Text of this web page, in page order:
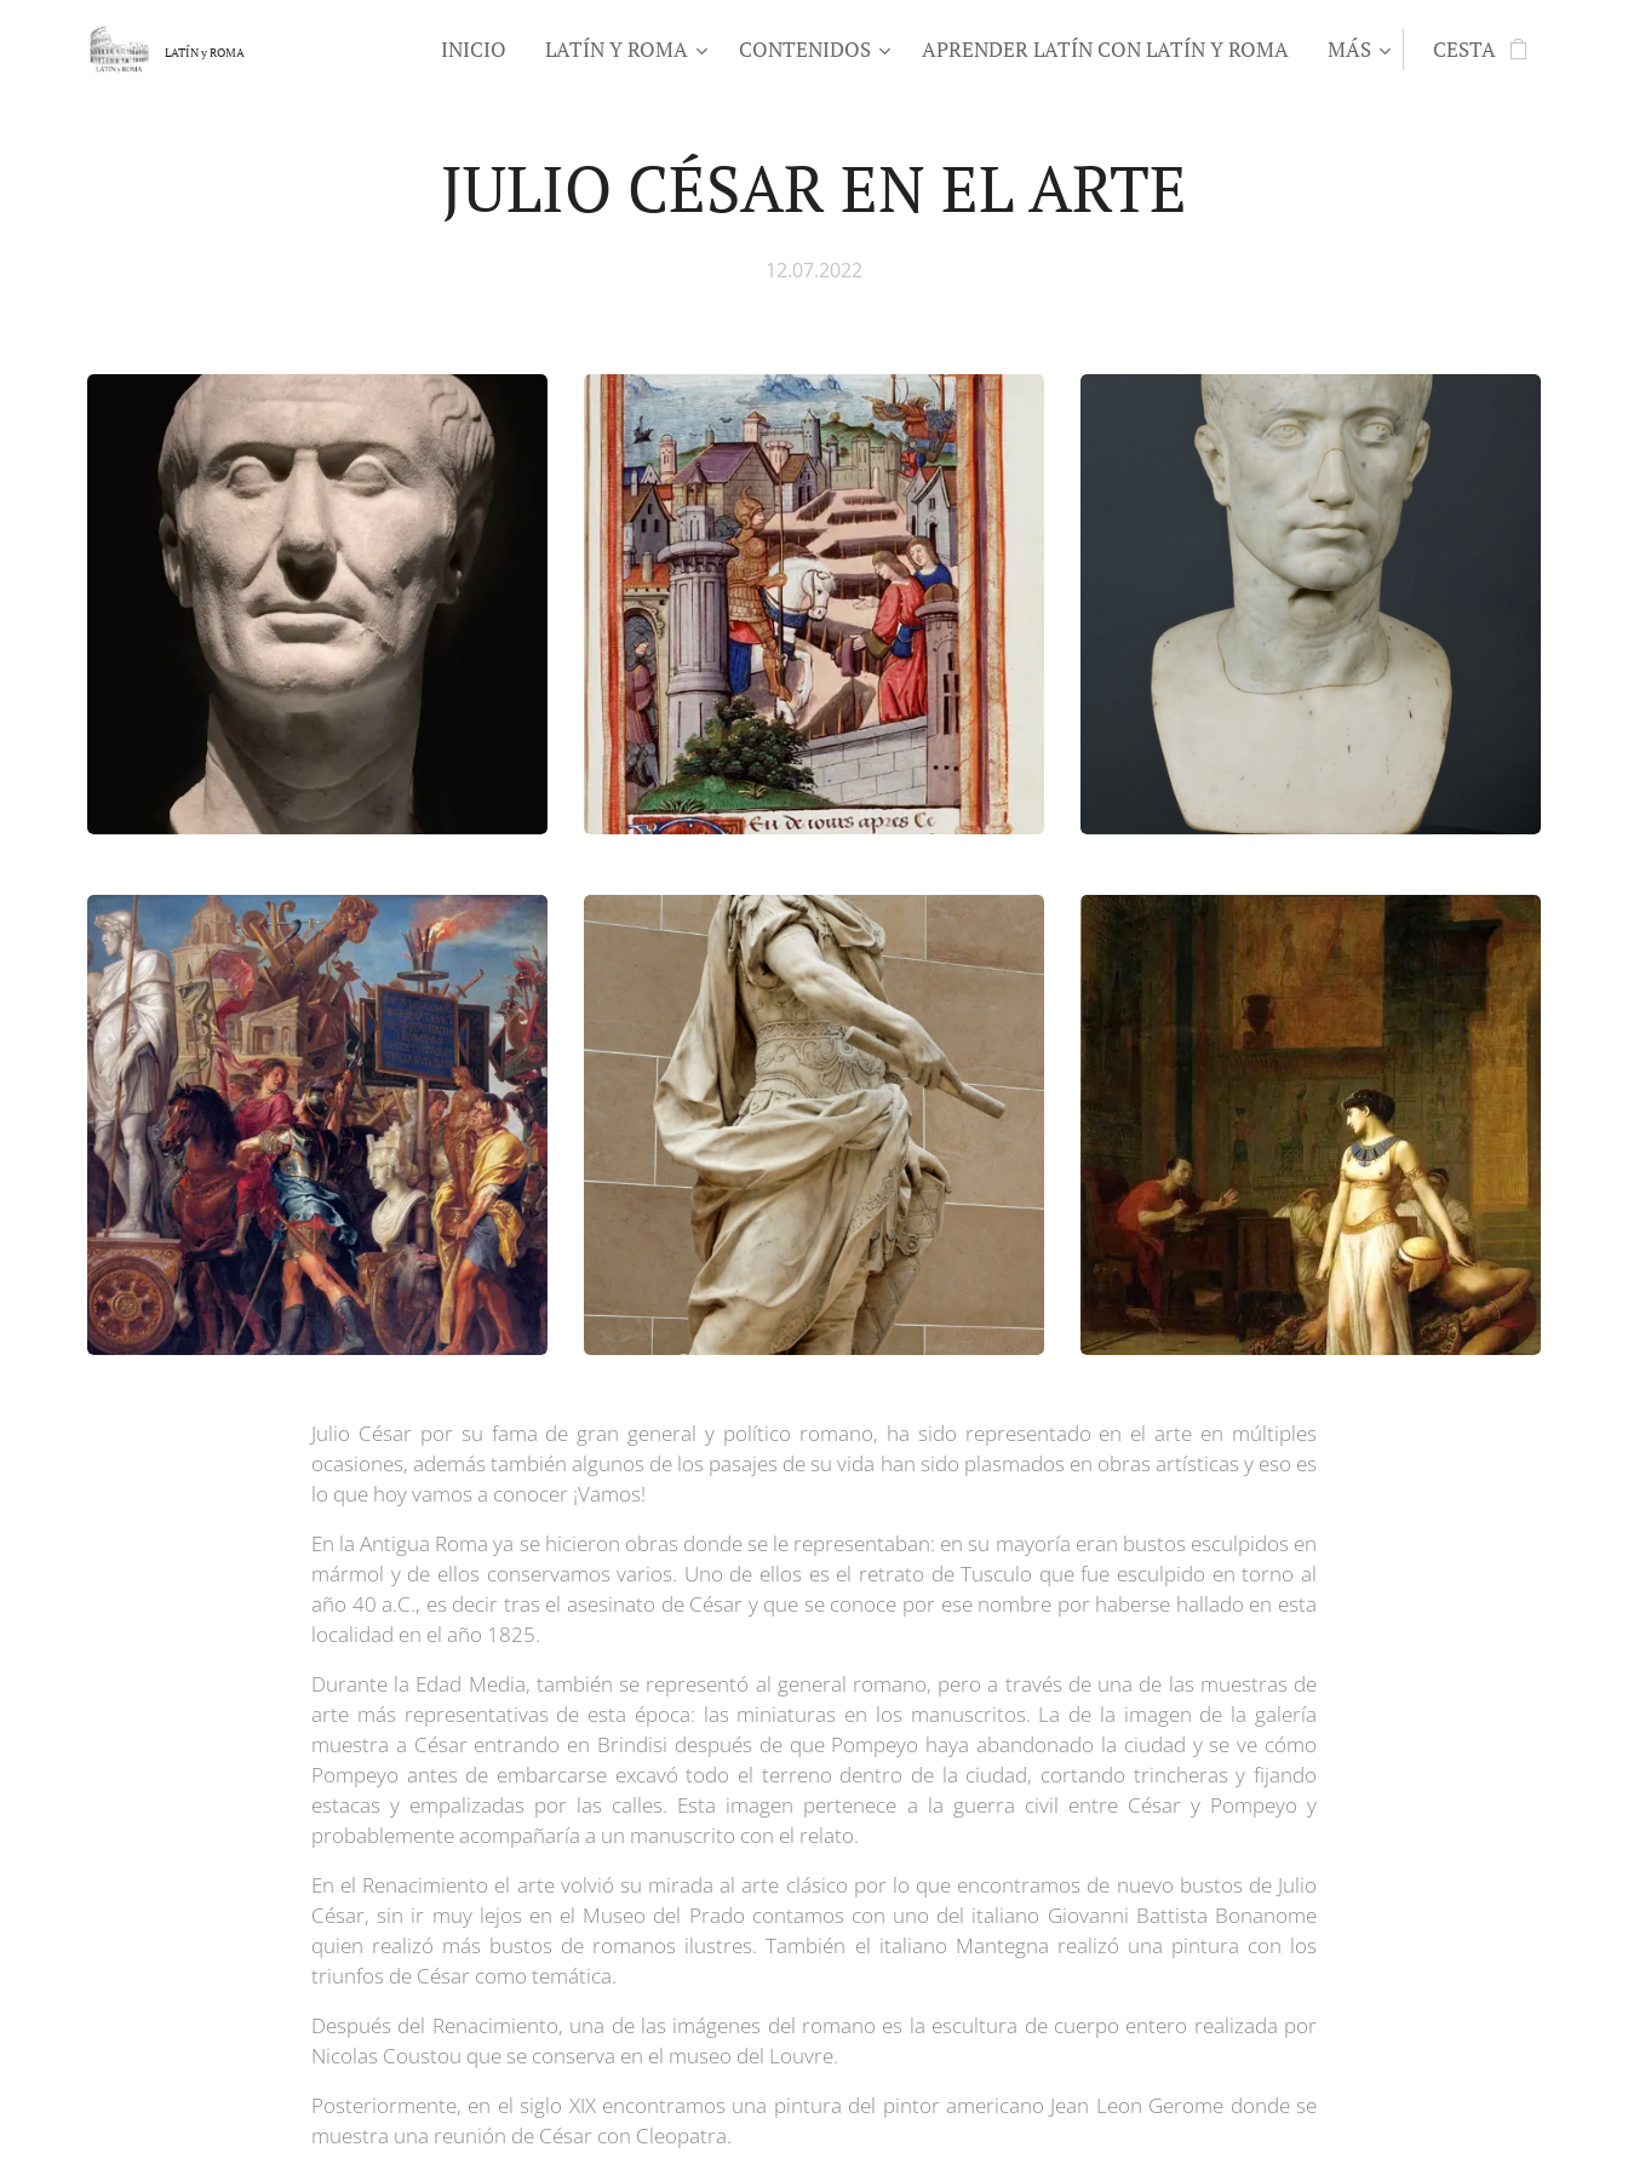
LATÍN yROMA INICIO LATÍN Y ROMA CONTENIDOS APRENDER LATÍN CON LATÍN Y ROMA MÁS CESTA
JULIO CÉSAR EN EL ARTE
12.07.2022
Julio César por su fama de gran general y político romano, ha sido representado en el arte en múltiples
ocasiones, además también algunos de los pasajes de su vida han sido plasmados en obras artísticas y eso es
lo que hoy vamos a conocer ¡Vamos!
En la Antigua Roma ya se hicieron obras donde se le representaban: en su mayoría eran bustos esculpidos en
mármol y de ellos conservamos varios. Uno de ellos es el retrato de Tusculo que fue esculpido en torno al
año 40 a.C., es decir tras el asesinato de César y que se conoce por ese nombre por haberse hallado en esta
localidad en el año 1825.
Durante la Edad Media, también se representó al general romano, pero a través de una de las muestras de
arte más representativas de esta época: las miniaturas en los manuscritos. La de la imagen de la galería
muestra a César entrando en Brindisi después de que Pompeyo haya abandonado la ciudad y se ve cómo
Pompeyo antes de embarcarse excavó todo el terreno dentro de la ciudad, cortando trincheras y fijando
estacas y empalizadas por las calles. Esta imagen pertenece a la guerra civil entre César y Pompeyo y
probablemente acompañaría a un manuscrito con el relato.
En el Renacimiento el arte volvió su mirada al arte clásico por lo que encontramos de nuevo bustos de Julio
César, sin ir muy lejos en el Museo del Prado contamos con uno del italiano Giovanni Battista Bonanome
quien realizó más bustos de romanos ilustres. También el italiano Mantegna realizó una pintura con los
triunfos de César como temática.
Después del Renacimiento, una de las imágenes del romano es la escultura de cuerpo entero realizada por
Nicolas Coustou que se conserva en el museo del Louvre.
Posteriormente, en el siglo XIX encontramos una pintura del pintor americano Jean Leon Gerome donde se
muestra una reunión de César con Cleopatra.